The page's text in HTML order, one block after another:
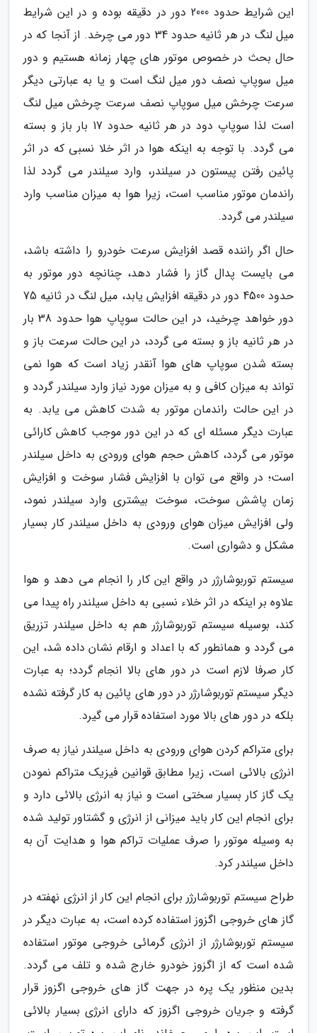
این شرایط حدود 2000 دور در دقیقه بوده و در این شرایط
میل لنگ در هر ثانیه حدود 34 دور می چرخد. از آنجا که در
حال بحث در خصوص موتور های چهار زمانه هستیم و دور
میل سوپاپ نصف دور میل لنگ است و یا به عبارتی دیگر
سرعت چرخش میل سوپاپ نصف سرعت چرخش میل لنگ
است لذا سوپاپ دود در هر ثانیه حدود 17 بار باز و بسته
می گردد. با توجه به اینکه هوا در اثر خلا نسبی که در اثر
پائین رفتن پیستون در سیلندر، وارد سیلندر می گردد لذا
راندمان موتور مناسب است، زیرا هوا به میزان مناسب وارد
سیلندر می گردد.
حال اگر راننده قصد افزایش سرعت خودرو را داشته باشد،
می بایست پدال گاز را فشار دهد، چنانچه دور موتور به
حدود 4500 دور در دقیقه افزایش یابد، میل لنگ در ثانیه 75
دور خواهد چرخید، در این حالت سوپاپ هوا حدود 38 بار
در هر ثانیه باز و بسته می گردد، در این حالت سرعت باز و
بسته شدن سوپاپ های هوا آنقدر زیاد است که هوا نمی
تواند به میزان کافی و به میزان مورد نیاز وارد سیلندر گردد و
در این حالت راندمان موتور به شدت کاهش می یابد. به
عبارت دیگر مسئله ای که در این دور موجب کاهش کارائی
موتور می گردد، کاهش حجم هوای ورودی به داخل سیلندر
است؛ در واقع می توان با افزایش فشار سوخت و افزایش
زمان پاشش سوخت، سوخت بیشتری وارد سیلندر نمود،
ولی افزایش میزان هوای ورودی به داخل سیلندر کار بسیار
مشکل و دشواری است.
سیستم توربوشارژر در واقع این کار را انجام می دهد و هوا
علاوه بر اینکه در اثر خلاء نسبی به داخل سیلندر راه پیدا می
کند، بوسیله سیستم توربوشارژر هم به داخل سیلندر تزریق
می گردد و همانطور که با اعداد و ارقام نشان داده شد، این
کار صرفا لازم است در دور های بالا انجام گردد؛ به عبارت
دیگر سیستم توربوشارژر در دور های پائین به کار گرفته نشده
بلکه در دور های بالا مورد استفاده قرار می گیرد.
برای متراکم کردن هوای ورودی به داخل سیلندر نیاز به صرف
انرژی بالائی است، زیرا مطابق قوانین فیزیک متراکم نمودن
یک گاز کار بسیار سختی است و نیاز به انرژی بالائی دارد و
برای انجام این کار باید میزانی از انرژی و گشتاور تولید شده
به وسیله موتور را صرف عملیات تراکم هوا و هدایت آن به
داخل سیلندر کرد.
طراح سیستم توربوشارژر برای انجام این کار از انرژی نهفته در
گاز های خروجی اگزوز استفاده کرده است، به عبارت دیگر در
سیستم توربوشارژر از انرژی گرمائی خروجی موتور استفاده
شده است که از اگزوز خودرو خارج شده و تلف می گردد.
بدین منظور یک پره در جهت گاز های خروجی اگزوز قرار
گرفته و جریان خروجی اگزوز که دارای انرژی بسیار بالائی